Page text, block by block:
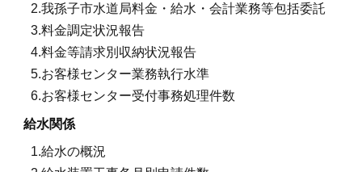
2.我孫子市水道局料金・給水・会計業務等包括委託
3.料金調定状況報告
4.料金等請求別収納状況報告
5.お客様センター業務執行水準
6.お客様センター受付事務処理件数
給水関係
1.給水の概況